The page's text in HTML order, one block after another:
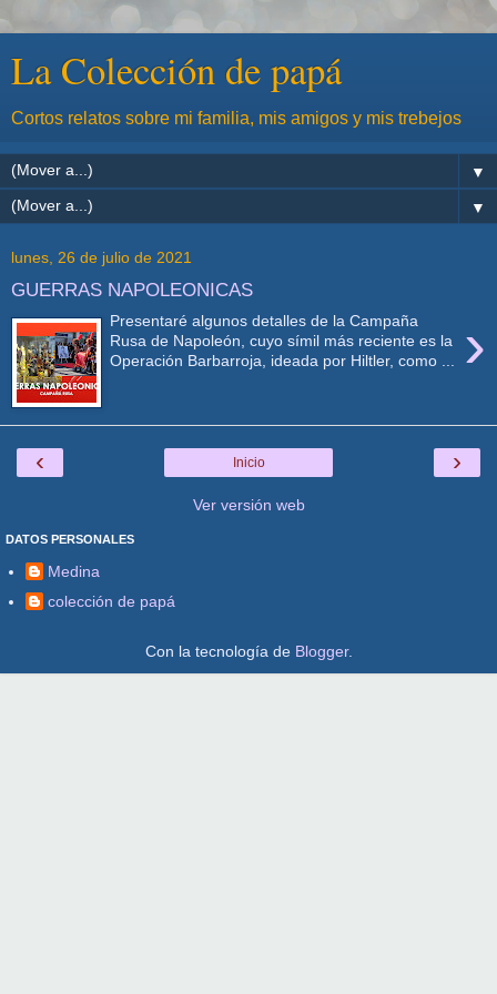
La Colección de papá
Cortos relatos sobre mi familia, mis amigos y mis trebejos
▼
▼
lunes, 26 de julio de 2021
GUERRAS NAPOLEONICAS
›
Presentaré algunos detalles de la Campaña
Rusa de Napoleón, cuyo símil más reciente es la
Operación Barbarroja, ideada por Hiltler, como ...
‹ ›
Inicio
Ver versión web
DATOS PERSONALES
Medina
colección de papá
Con la tecnología de Blogger.